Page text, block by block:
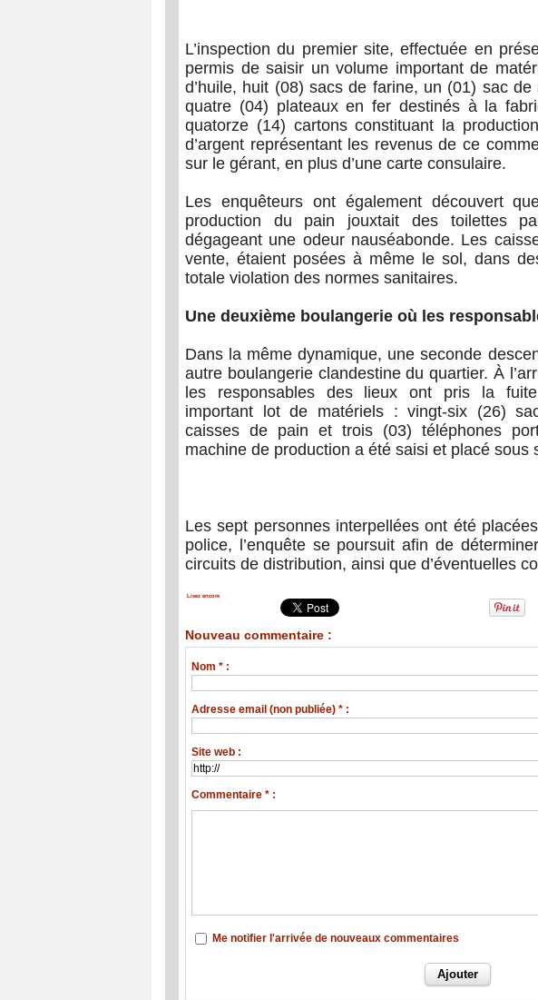
L’inspection du premier site, effectuée en
permis de saisir un volume important de
d’huile, huit (08) sacs de farine, un (01) sac
quatre (04) plateaux en fer destinés à la
quatorze (14) cartons constituant la
d’argent représentant les revenus de ce
sur le gérant, en plus d’une carte consulaire.
Les enquêteurs ont également découvert
production du pain jouxtait des toilettes
dégageant une odeur nauséabonde. Les
vente, étaient posées à même le sol, dans
totale violation des normes sanitaires.
Une deuxième boulangerie où les
Dans la même dynamique, une seconde
autre boulangerie clandestine du quartier. À
les responsables des lieux ont pris la
important lot de matériels : vingt-six (26)
caisses de pain et trois (03) téléphones
machine de production a été saisi et placé sous
Les sept personnes interpellées ont été
police, l’enquête se poursuit afin de
circuits de distribution, ainsi que d’éventuelles
Lisez encore
Nouveau commentaire :
Nom * :
Adresse email (non publiée) * :
Site web :
Commentaire * :
Me notifier l'arrivée de nouveaux commentaires